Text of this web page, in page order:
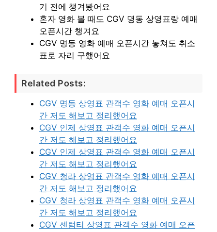
기 전에 챙겨봤어요
혼자 영화 볼 때도 CGV 명동 상영표랑 예매
오픈시간 챙겨요
CGV 명동 영화 예매 오픈시간 놓쳐도 취소
표로 자리 구했어요
Related Posts:
CGV 명동 상영표 관객수 영화 예매 오픈시
간 저도 해보고 정리했어요
CGV 인제 상영표 관객수 영화 예매 오픈시
간 저도 해보고 정리했어요
CGV 인제 상영표 관객수 영화 예매 오픈시
간 저도 해보고 정리했어요
CGV 청라 상영표 관객수 영화 예매 오픈시
간 저도 해보고 정리했어요
CGV 청라 상영표 관객수 영화 예매 오픈시
간 저도 해보고 정리했어요
CGV 센텀티 상영표 관객수 영화 예매 오픈